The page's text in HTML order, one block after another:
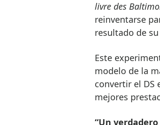
livre des
reinventarse
resultado de
Este
modelo de la
convertir el DS
mejores
“Un